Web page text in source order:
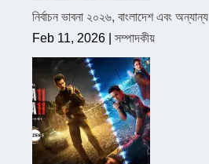
নির্বাচন ভাবনা ২০২৬, বাংলাদেশ এবং অন্যান্য
Feb 11, 2026| সম্পাদকীয়